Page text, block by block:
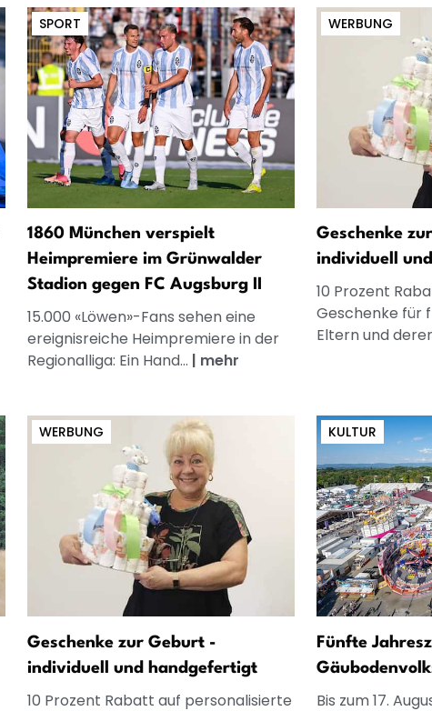
SPORT
1860 München verspielt
Heimpremiere im Grünwalder
Stadion gegen FC Augsburg II
15.000 «Löwen»-Fans sehen eine
ereignisreiche Heimpremiere in der
Regionalliga: Ein Hand... | mehr
WERBUNG
Geschenke
individuell
10 Prozent
Geschenke für
Eltern und
WERBUNG
Geschenke zur Geburt -
individuell und handgefertigt
10 Prozent Rabatt auf personalisierte
KULTUR
Fünfte
Bis zum 17.